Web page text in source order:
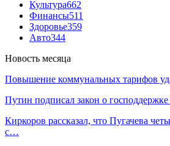
Культура662
Финансы511
Здоровье359
Авто344
Новость месяца
Повышение коммунальных тарифов
Путин подписал закон о
Киркоров рассказал, что Пугачева
с…